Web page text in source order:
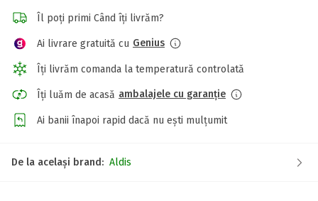
Îl poți primi Când îți livrăm?
Ai livrare gratuită cu Genius
Îți livrăm comanda la temperatură controlată
Îți luăm de acasă ambalajele cu garanție
Ai banii înapoi rapid dacă nu ești mulțumit
De la același brand: Aldis